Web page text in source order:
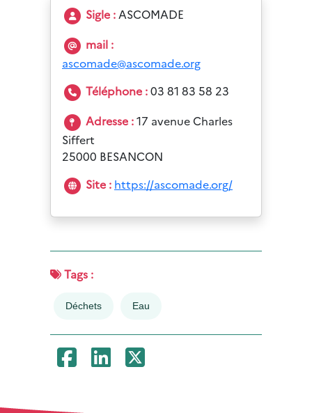
Sigle : ASCOMADE
mail :
ascomade@ascomade.org
Téléphone :03 81 83 58 23
Adresse :17 avenue Charles
Siffert
25000 BESANCON
Site : https://ascomade.org/
Tags :
Déchets Eau